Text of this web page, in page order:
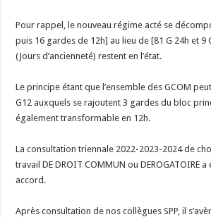
Pour rappel, le nouveau régime acté se
puis 16 gardes de 12h] au lieu de [81 G 24h et 9
(Jours d’ancienneté) restent en l’état.
Le principe étant que l’ensemble des GCOM
G12 auxquels se rajoutent 3 gardes du bloc
également transformable en 12h.
La consultation triennale 2022-2023-2024 de
travail DE DROIT COMMUN ou DEROGATOIRE
accord.
Après consultation de nos collègues SPP, il